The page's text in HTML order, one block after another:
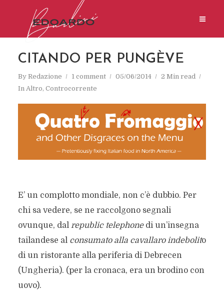
CITANDO PER PUNGÈVE
By Redazione 1 comment 05/06/2014
2 Min read
In Altro, Controcorrente
E’ un complotto mondiale, non c’è dubbio. Per
chi sa vedere, se ne raccolgono segnali
ovunque, dal republic telephonedi un’insegna
tailandese al consumato alla cavallaro indebolito
di un ristorante alla periferia di Debrecen
(Ungheria). (per la cronaca, era un brodino con
uovo).